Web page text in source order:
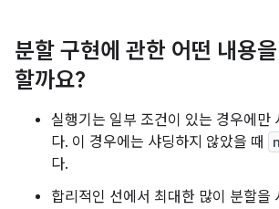
분할 구현에 관한 어떤 내용
할까요?
실행기는 일부 조건이 있는 경우에만
다. 이 경우에는 샤딩하지 않았을 때
다.
합리적인 선에서 최대한 많이 분할을